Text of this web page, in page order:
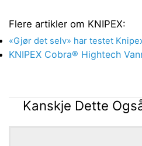
Flere artikler om KNIPEX:
«Gjør det selv» har testet
KNIPEX Cobra® Hightech
Kanskje Dette